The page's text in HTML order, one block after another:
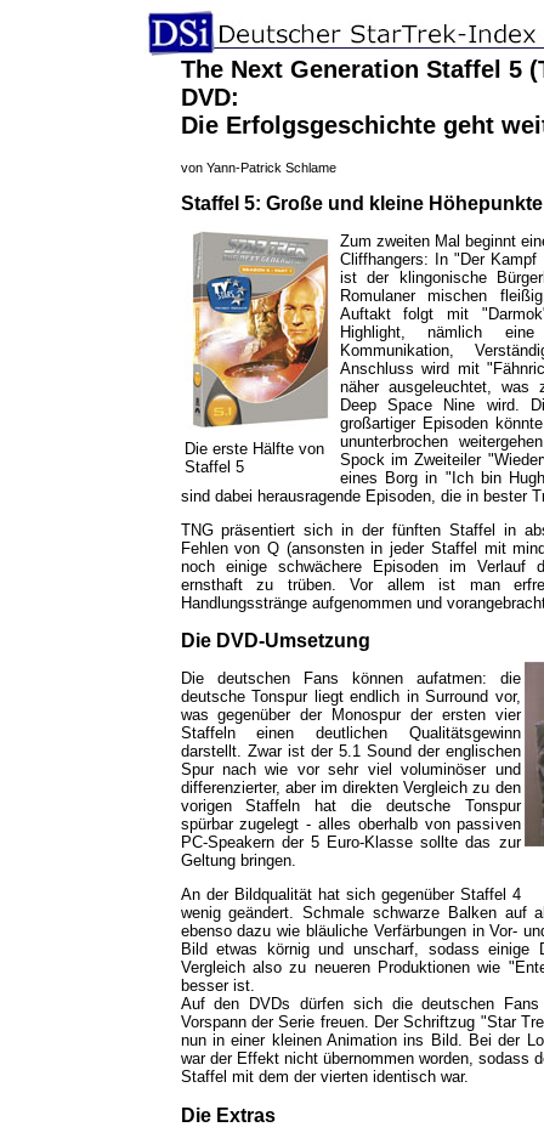
The Next Generation Staffel 5
DVD:
Die Erfolgsgeschichte geht
von Yann-Patrick Schlame
Staffel 5: Große und kleine Höhepunkte
Die erste Hälfte von
Staffel 5
Zum zweiten Mal beginnt
Cliffhangers: In "Der
ist der klingonische
Romulaner mischen
Auftakt folgt mit
Highlight, nämlich
Kommunikation,
Anschluss wird mit
näher ausgeleuchtet, was
Deep Space Nine wird.
großartiger Episoden
ununterbrochen
Spock im Zweiteiler
eines Borg in "Ich bin
sind dabei herausragende Episoden, die in bester
TNG präsentiert sich in der fünften Staffel in
Fehlen von Q (ansonsten in jeder Staffel mit
noch einige schwächere Episoden im Verlauf
ernsthaft zu trüben. Vor allem ist man
Handlungsstränge aufgenommen und
Die DVD-Umsetzung
Die deutschen Fans können aufatmen: die
deutsche Tonspur liegt endlich in Surround vor,
was gegenüber der Monospur der ersten vier
Staffeln einen deutlichen Qualitätsgewinn
darstellt. Zwar ist der 5.1 Sound der englischen
Spur nach wie vor sehr viel voluminöser und
differenzierter, aber im direkten Vergleich zu den
vorigen Staffeln hat die deutsche Tonspur
spürbar zugelegt - alles oberhalb von passiven
PC-Speakern der 5 Euro-Klasse sollte das zur
Geltung bringen.
An der Bildqualität hat sich gegenüber Staffel 4
wenig geändert. Schmale schwarze Balken auf
ebenso dazu wie bläuliche Verfärbungen in Vor-
Bild etwas körnig und unscharf, sodass einige
Vergleich also zu neueren Produktionen wie
besser ist.
Auf den DVDs dürfen sich die deutschen
Vorspann der Serie freuen. Der Schriftzug "Star
nun in einer kleinen Animation ins Bild. Bei der
war der Effekt nicht übernommen worden, sodass
Staffel mit dem der vierten identisch war.
Die Extras